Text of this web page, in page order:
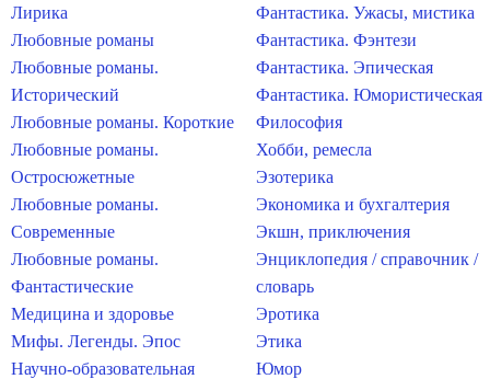
Лирика
Любовные романы
Любовные романы.
Исторический
Любовные романы. Короткие
Любовные романы.
Остросюжетные
Любовные романы.
Современные
Любовные романы.
Фантастические
Медицина и здоровье
Мифы. Легенды. Эпос
Научно-образовательная
Фантастика. Ужасы, мистика
Фантастика. Фэнтези
Фантастика. Эпическая
Фантастика. Юмористическая
Философия
Хобби, ремесла
Эзотерика
Экономика и бухгалтерия
Экшн, приключения
Энциклопедия / справочник /
словарь
Эротика
Этика
Юмор